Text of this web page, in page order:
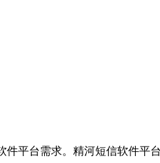
平台需求。精河短信软件